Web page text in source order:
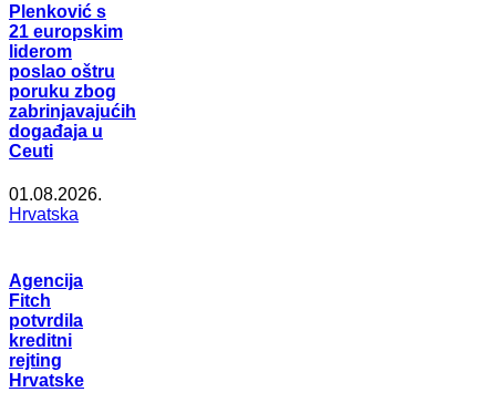
Plenković s
21 europskim
liderom
poslao oštru
poruku zbog
zabrinjavajućih
događaja u
Ceuti
01.08.2026.
Hrvatska
Agencija
Fitch
potvrdila
kreditni
rejting
Hrvatske